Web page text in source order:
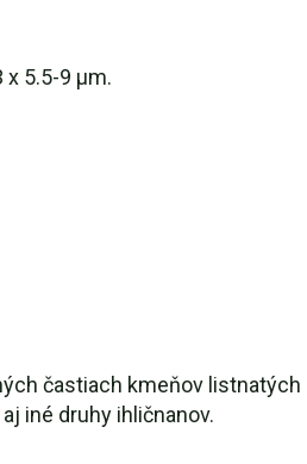
5.5-9 µm.
častiach kmeňov
iné druhy ihličnanov.